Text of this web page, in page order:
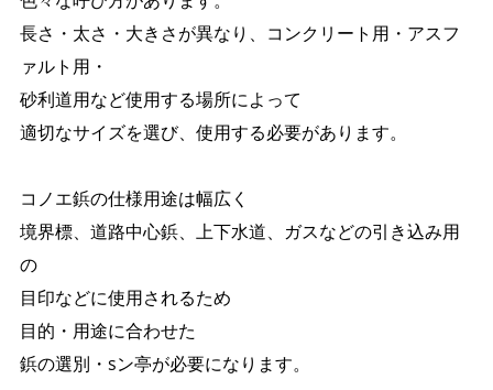
長さ・太さ・大きさが異なり、コンクリート用・アスフ
ァルト用・
砂利道用など使用する場所によって
適切なサイズを選び、使用する必要があります。
コノエ鋲の仕様用途は幅広く
境界標、道路中心鋲、上下水道、ガスなどの引き込み用
の
目印などに使用されるため
目的・用途に合わせた
鋲の選別・sン亭が必要になります。